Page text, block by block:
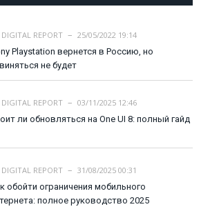
DIGITAL REPORT
25/05/2022 19:14
Playstation вернется в Россию, но
не будет
DIGITAL REPORT
03/11/2025 12:46
ли обновляться на One UI 8: полный гайд
DIGITAL REPORT
31/08/2025 00:31
обойти ограничения мобильного
полное руководство 2025